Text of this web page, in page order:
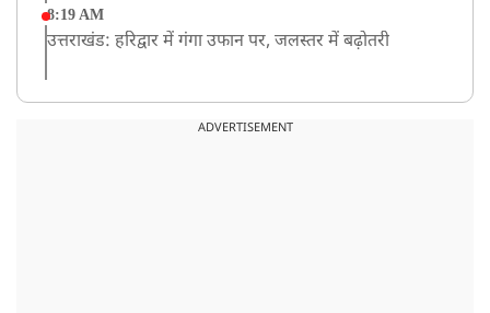
8:19 AM
उत्तराखंड: हरिद्वार में गंगा उफान पर, जलस्तर में बढ़ोतरी
UP: लखनऊ में चलती कार में लगी आग, युवक की जिंदा जलकर
ADVERTISEMENT